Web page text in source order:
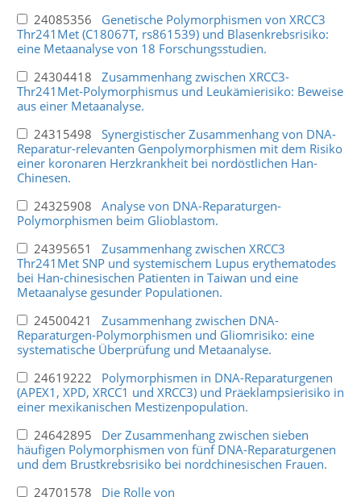
24085356 Genetische Polymorphismen von XRCC3
Thr241Met (C18067T, rs861539) und Blasenkrebsrisiko:
eine Metaanalyse von 18 Forschungsstudien.
24304418 Zusammenhang zwischen XRCC3-
Thr241Met-Polymorphismus und Leukämierisiko: Beweise
aus einer Metaanalyse.
24315498 Synergistischer Zusammenhang von DNA-
Reparatur-relevanten Genpolymorphismen mit dem Risiko
einer koronaren Herzkrankheit bei nordöstlichen Han-
Chinesen.
24325908 Analyse von DNA-Reparaturgen-
Polymorphismen beim Glioblastom.
24395651 Zusammenhang zwischen XRCC3
Thr241Met SNP und systemischem Lupus erythematodes
bei Han-chinesischen Patienten in Taiwan und eine
Metaanalyse gesunder Populationen.
24500421 Zusammenhang zwischen DNA-
Reparaturgen-Polymorphismen und Gliomrisiko: eine
systematische Überprüfung und Metaanalyse.
24619222 Polymorphismen in DNA-Reparaturgenen
(APEX1, XPD, XRCC1 und XRCC3) und Präeklampsierisiko in
einer mexikanischen Mestizenpopulation.
24642895 Der Zusammenhang zwischen sieben
häufigen Polymorphismen von fünf DNA-Reparaturgenen
und dem Brustkrebsrisiko bei nordchinesischen Frauen.
24701578 Die Rolle von